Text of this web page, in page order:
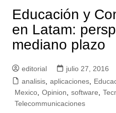
Educación y
en Latam:
mediano plazo
editorial
julio 27, 2016
analisis, aplicaciones,
Mexico, Opinion software
Telecommunicaciones